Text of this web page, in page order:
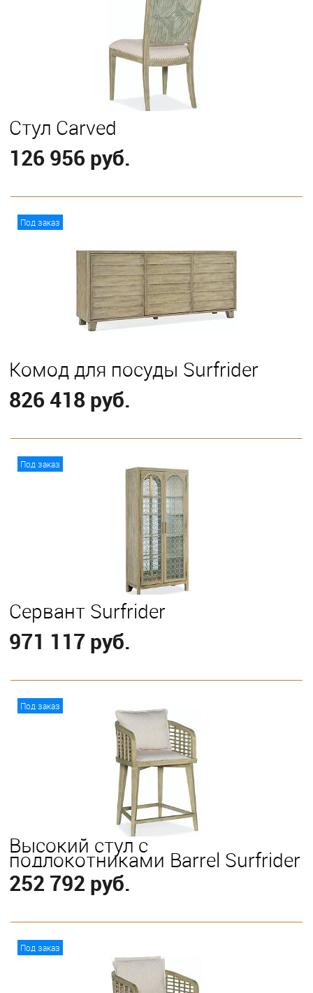
Стул Carved
126 956 руб.
Под заказ
Комод для посуды Surfrider
826 418 руб.
Под заказ
Сервант Surfrider
971 117 руб.
Под заказ
Высокий стул с
подлокотниками Barrel Surfrider
252 792 руб.
Под заказ